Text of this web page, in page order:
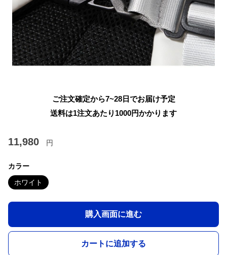
ご注文確定から7~28日でお届け予定
送料は1注文あたり 1000円かかります
11,980 円
カラー
ホワイト
購入画面に進む
カートに追加する